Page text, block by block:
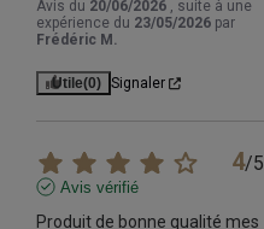
Avis du 20/06/2026 , suite à une
expérience du 23/05/2026 par
Frédéric M.
Utile(0) Signaler
4/5
Avis vérifié
Produit de bonne qualité mes